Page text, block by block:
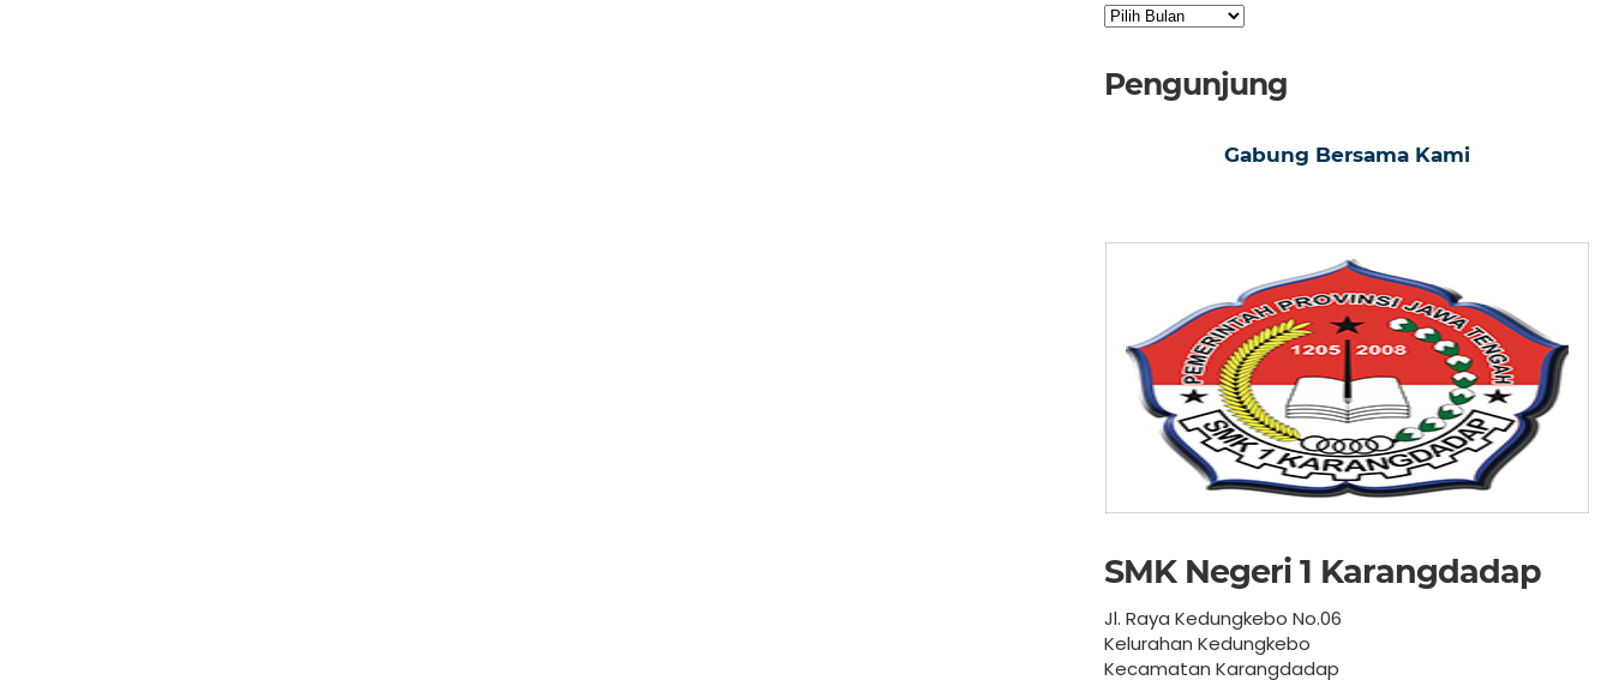
Arsip
Pengunjung
Gabung Bersama Kami
SMK Negeri 1 Karangdadap
Jl. Raya Kedungkebo No.06
Kelurahan Kedungkebo
Kecamatan Karangdadap